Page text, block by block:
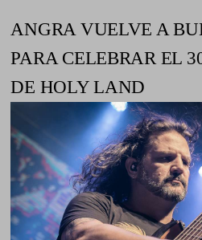
ANGRA VUELVE A
PARA CELEBRAR EL
DE HOLY LAND